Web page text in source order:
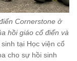
Cornerstone ở
hồi giáo cổ điển và
tại Học viện cổ
cho sự hồi sinh